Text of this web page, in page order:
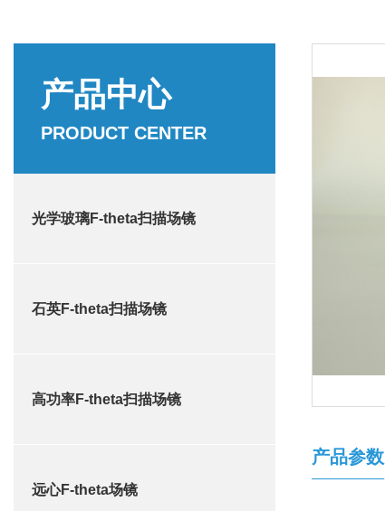
产品中心
PRODUCT CENTER
光学玻璃F-theta扫描场镜
石英F-theta扫描场镜
高功率F-theta扫描场镜
远心F-theta场镜
产品参数